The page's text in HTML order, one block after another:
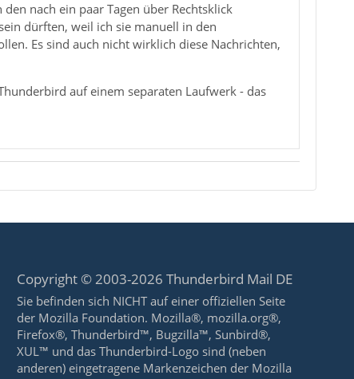
nach ein paar Tagen über Rechtsklick
dürften, weil ich sie manuell in den
Es sind auch nicht wirklich diese Nachrichten,
auf einem separaten Laufwerk - das
Copyright © 2003-2026 Thunderbird Mail DE
Sie befinden sich NICHT auf einer offiziellen Seite
der Mozilla Foundation. Mozilla®, mozilla.org®,
Firefox®, Thunderbird™, Bugzilla™, Sunbird®,
XUL™ und das Thunderbird-Logo sind (neben
anderen) eingetragene Markenzeichen der Mozilla